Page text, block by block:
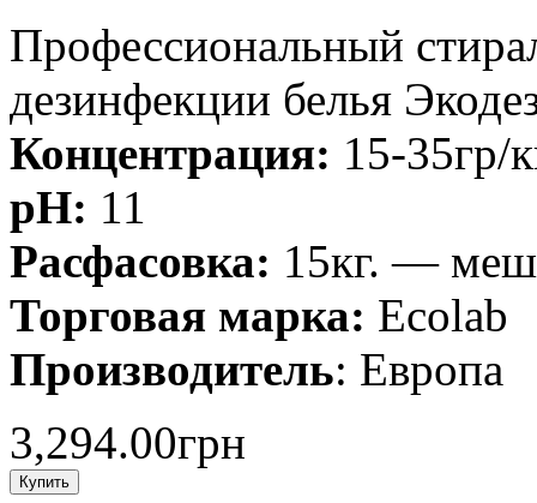
Профессиональный
дезинфекции белья
Концентрация: 15-35гр/
pH: 11
Расфасовка: 15кг. —
Торговая марка: Ecolab
Производитель: Европа
3,294.00грн